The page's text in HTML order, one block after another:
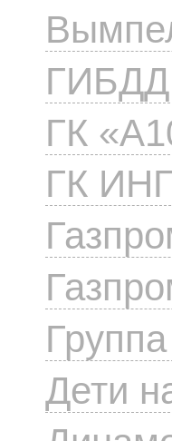
ГИБДД
ГК
ГК
Дети